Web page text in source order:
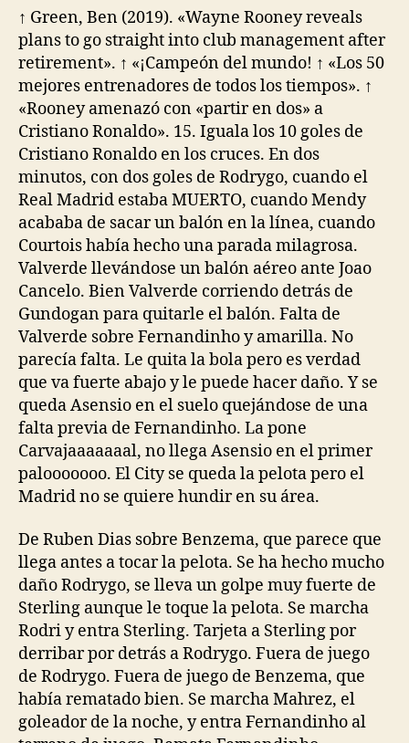
↑ Green, Ben (2019). «Wayne Rooney reveals
plans to go straight into club management after
retirement». ↑ «¡Campeón del mundo! ↑ «Los 50
mejores entrenadores de todos los tiempos». ↑
«Rooney amenazó con «partir en dos» a
Cristiano Ronaldo». 15. Iguala los 10 goles de
Cristiano Ronaldo en los cruces. En dos
minutos, con dos goles de Rodrygo, cuando el
Real Madrid estaba MUERTO, cuando Mendy
acababa de sacar un balón en la línea, cuando
Courtois había hecho una parada milagrosa.
Valverde llevándose un balón aéreo ante Joao
Cancelo. Bien Valverde corriendo detrás de
Gundogan para quitarle el balón. Falta de
Valverde sobre Fernandinho y amarilla. No
parecía falta. Le quita la bola pero es verdad
que va fuerte abajo y le puede hacer daño. Y se
queda Asensio en el suelo quejándose de una
falta previa de Fernandinho. La pone
Carvajaaaaaaal, no llega Asensio en el primer
palooooooo. El City se queda la pelota pero el
Madrid no se quiere hundir en su área.
De Ruben Dias sobre Benzema, que parece que
llega antes a tocar la pelota. Se ha hecho mucho
daño Rodrygo, se lleva un golpe muy fuerte de
Sterling aunque le toque la pelota. Se marcha
Rodri y entra Sterling. Tarjeta a Sterling por
derribar por detrás a Rodrygo. Fuera de juego
de Rodrygo. Fuera de juego de Benzema, que
había rematado bien. Se marcha Mahrez, el
goleador de la noche, y entra Fernandinho al